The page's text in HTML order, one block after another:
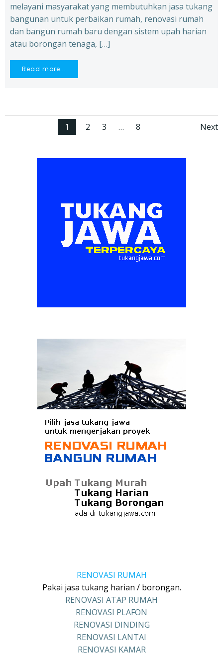
melayani masyarakat yang membutuhkan jasa tukang
bangunan untuk perbaikan rumah, renovasi rumah
dan bangun rumah baru dengan sistem upah harian
atau borongan tenaga, […]
Read more...
Posts
navigation
Page
1 Page
2 Page
3 … Page
8 Next
RENOVASI RUMAH
Pakai jasa tukang harian / borongan.
RENOVASI ATAP RUMAH
RENOVASI PLAFON
RENOVASI DINDING
RENOVASI LANTAI
RENOVASI KAMAR